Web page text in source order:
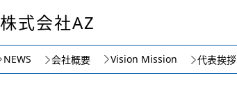
株式会社AZ
NEWS 会社概要 Vision Mission 代表挨拶